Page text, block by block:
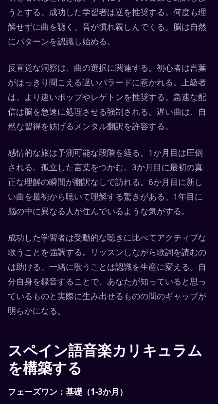
うとする。成功した学習者は逆を推奨する。何度も理
解せずに曲を聴く。音が慣れ親しんでくる。脳は自然
にパターンを認識し始める。
反直觉な洞察は、曲の選択に関連する。初心者は言葉
がはっきり聞こえる遅いバラードに惹かれる。上級者
は、より速いポップやレゲトンを推奨する。急速な配
信は脳を急速に処理させる強制される。遅い曲は、自
然な習得を妨げるメンタル翻訳を許容する。
感情的な旅は予測可能な段階を経る。1か月目は圧倒
される。孤立した言葉をつかむ。3か月目に最初の真
正な理解の瞬間が翻訳なしで訪れる。6か月目に新し
い曲を最初から聴いて理解する驚きがある。1年目に
脳の中に異なる人が住んでいるような気がする。
成功した学習者は受動的な聴きに比べてアクティブな
歌うことを強調する。リッスンしながら歌詞を読むの
は助ける。一緒に歌うことは認識を生産に変える。自
分自身を録音することで、あなたが知っていると思っ
ているものと実際に生み出せるものの間のギャップが
明らかになる。
スペイン語音楽カリキュラム
を構築する
フェーズワン：基礎（1-3か月）